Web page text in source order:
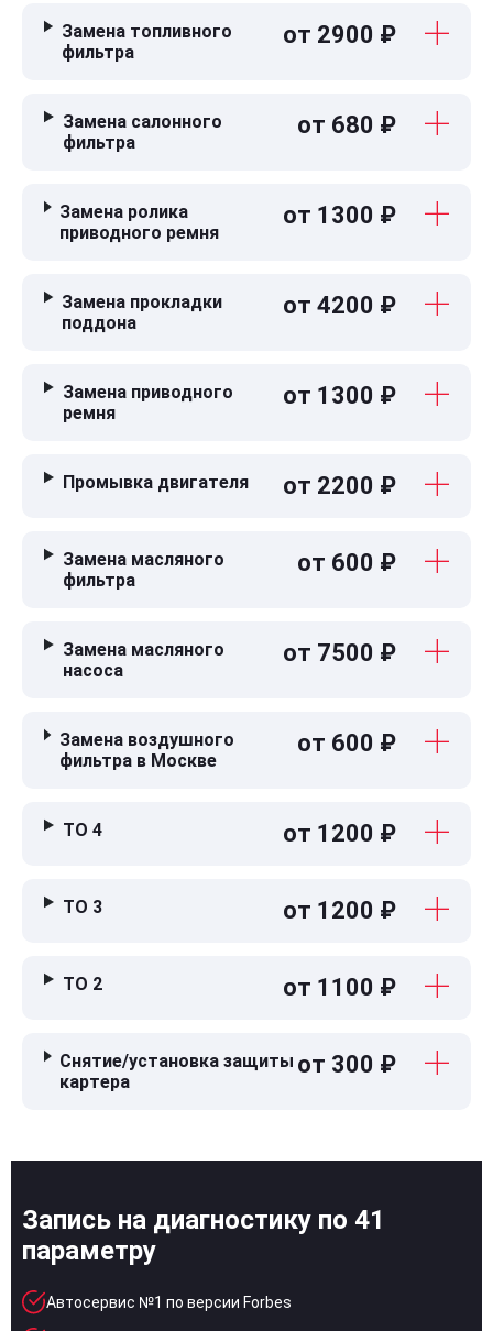
Замена топливного
фильтра
от 2900 ₽
Замена салонного
фильтра
от 680 ₽
Замена ролика
приводного ремня
от 1300 ₽
Замена прокладки
поддона
от 4200 ₽
Замена приводного
ремня
от 1300 ₽
Промывка двигателя от 2200 ₽
Замена масляного
фильтра
от 600 ₽
Замена масляного
насоса
от 7500 ₽
Замена воздушного
фильтра в Москве
от 600 ₽
ТО 4 от 1200 ₽
ТО 3 от 1200 ₽
ТО 2 от 1100 ₽
Снятие/установка защиты
картера
от 300 ₽
Запись на диагностику по 41
параметру
Автосервис №1 по версии Forbes